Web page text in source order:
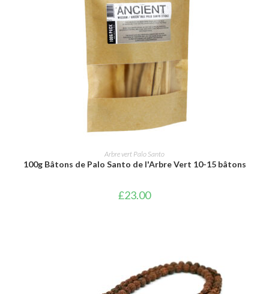
AJOUTER AU PANIER
Arbre vert Palo Santo
100g Bâtons de Palo Santo de l'Arbre Vert 10-15 bâtons
£23.00